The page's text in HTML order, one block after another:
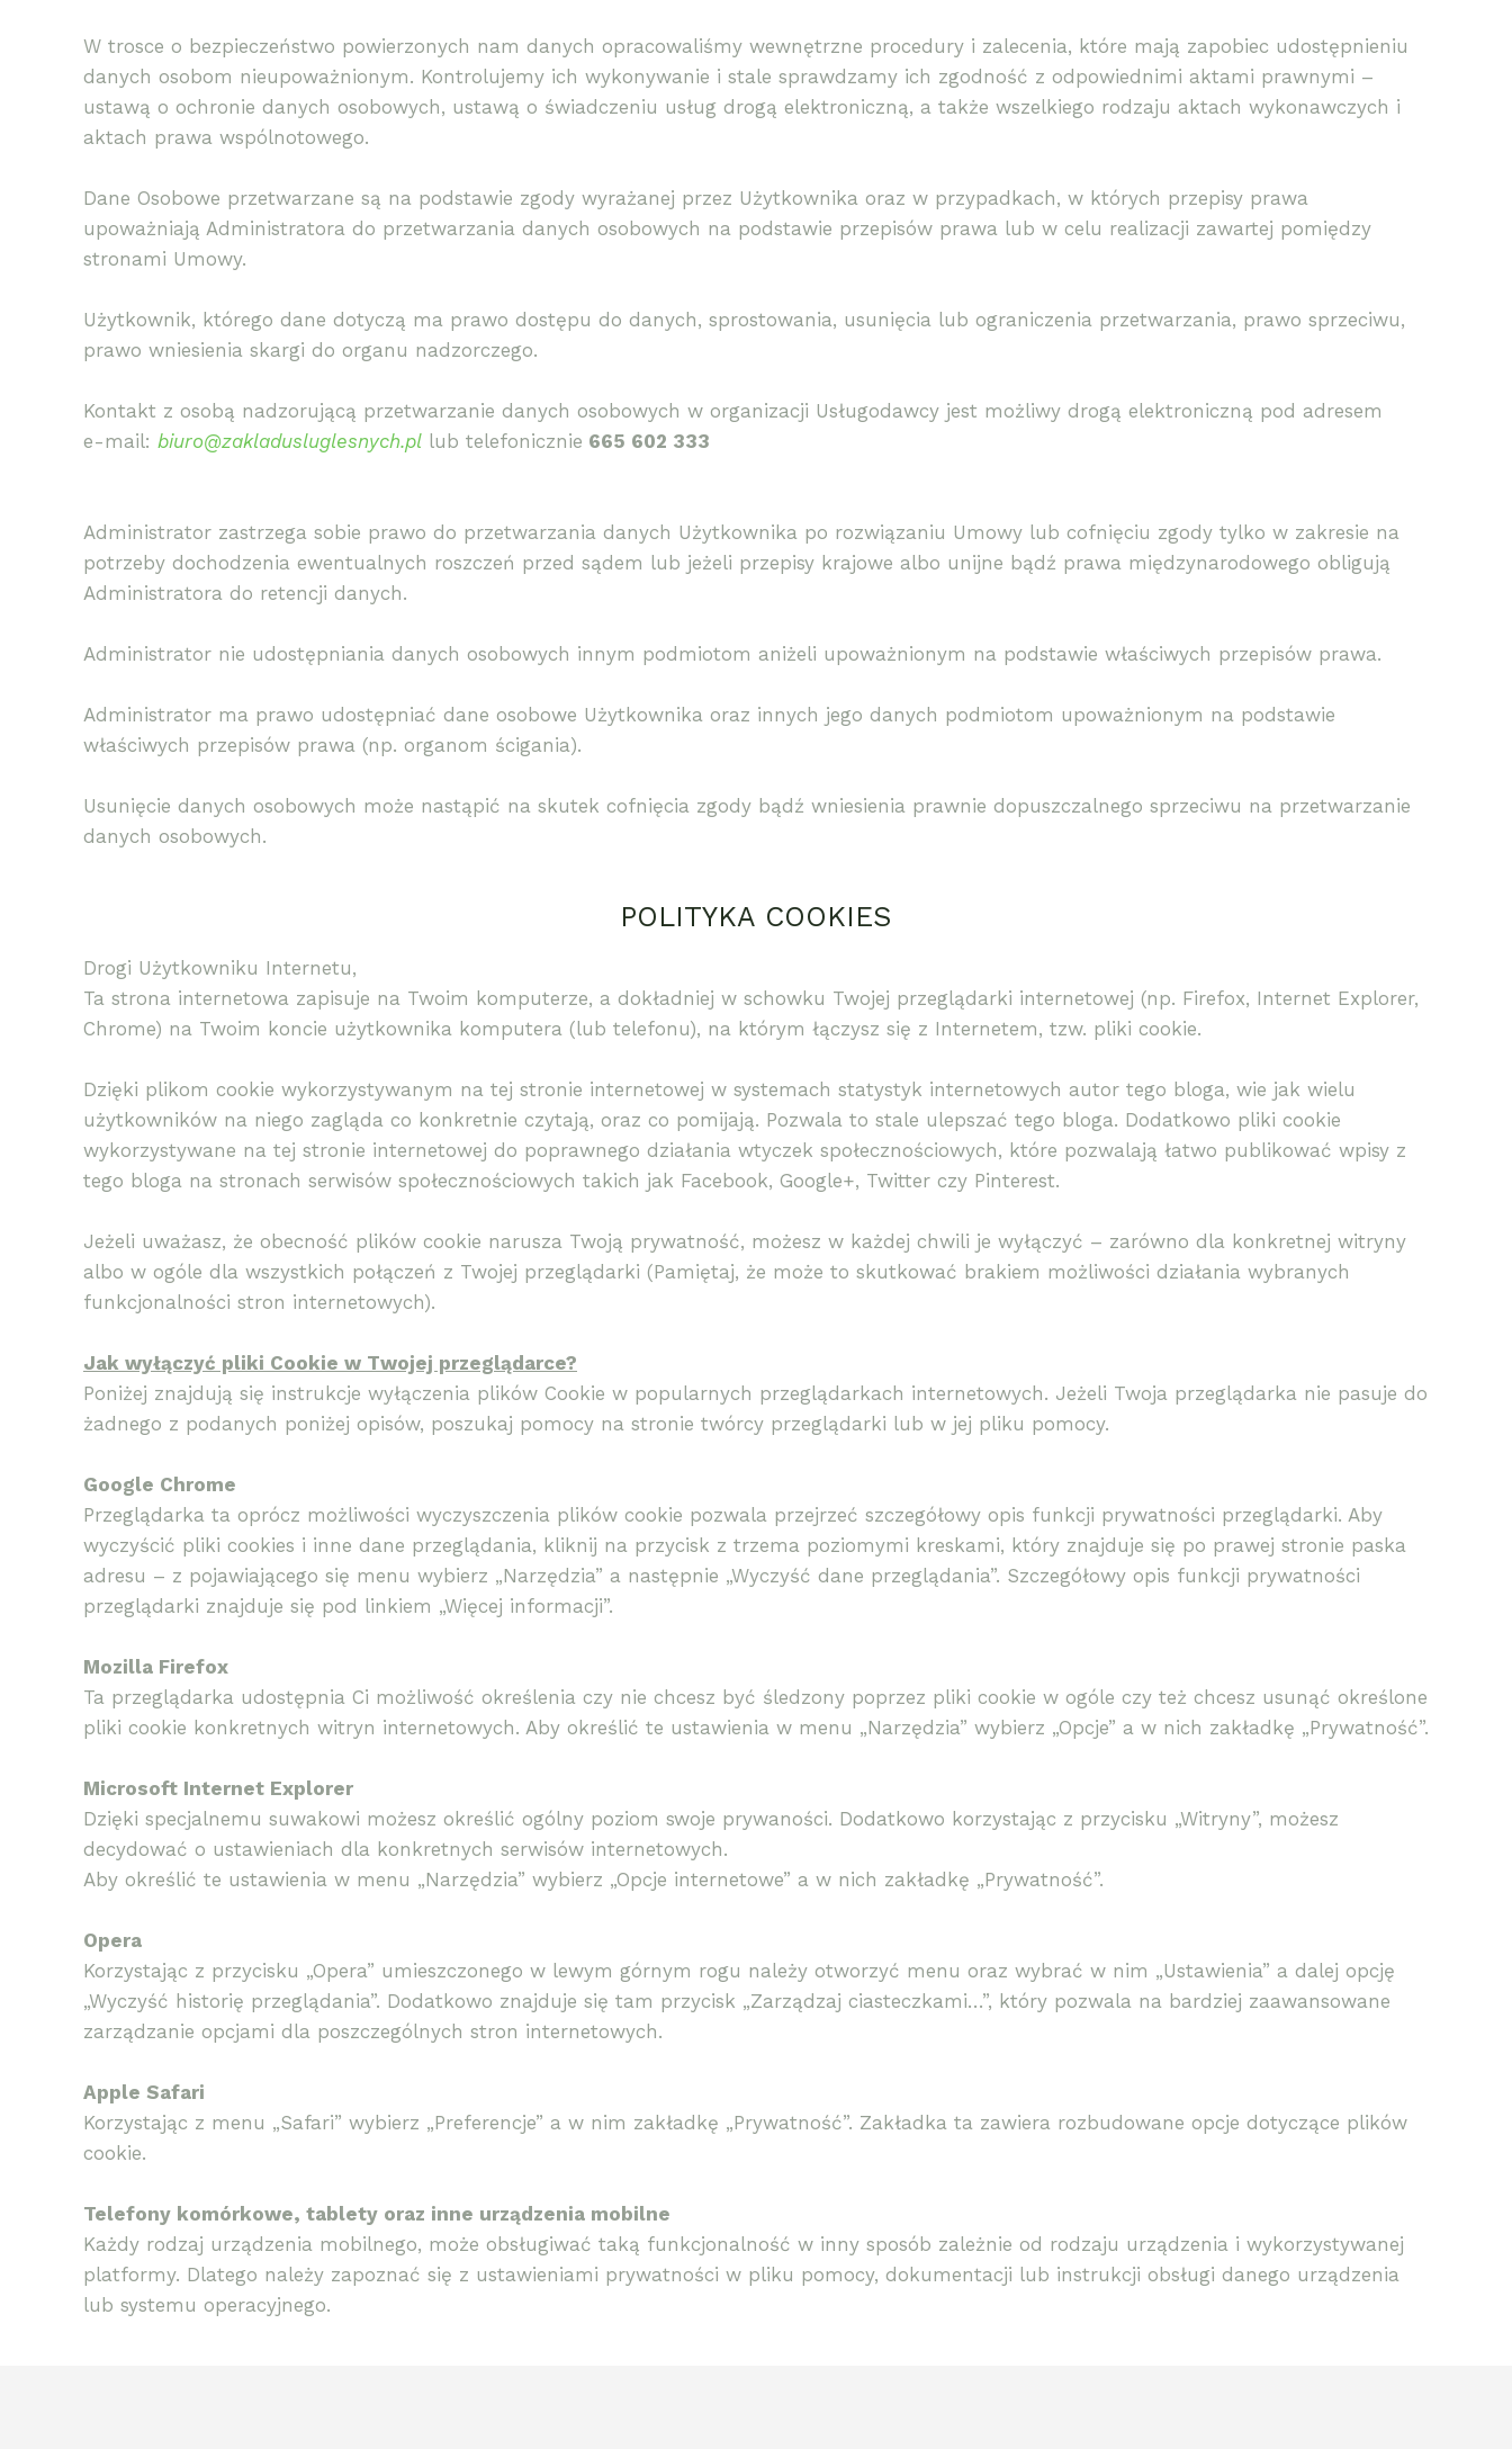
W trosce o bezpieczeństwo powierzonych nam danych opracowaliśmy wewnętrzne procedury i zalecenia, które mają zapobiec udostępnieniu
danych osobom nieupoważnionym. Kontrolujemy ich wykonywanie i stale sprawdzamy ich zgodność z odpowiednimi aktami prawnymi –
ustawą o ochronie danych osobowych, ustawą o świadczeniu usług drogą elektroniczną, a także wszelkiego rodzaju aktach wykonawczych i
aktach prawa wspólnotowego.
Dane Osobowe przetwarzane są na podstawie zgody wyrażanej przez Użytkownika oraz w przypadkach, w których przepisy prawa
upoważniają Administratora do przetwarzania danych osobowych na podstawie przepisów prawa lub w celu realizacji zawartej pomiędzy
stronami Umowy.
Użytkownik, którego dane dotyczą ma prawo dostępu do danych, sprostowania, usunięcia lub ograniczenia przetwarzania, prawo sprzeciwu,
prawo wniesienia skargi do organu nadzorczego.
Kontakt z osobą nadzorującą przetwarzanie danych osobowych w organizacji Usługodawcy jest możliwy drogą elektroniczną pod adresem
e-mail: biuro@zakladusluglesnych.pl lub telefonicznie 665 602 333
Administrator zastrzega sobie prawo do przetwarzania danych Użytkownika po rozwiązaniu Umowy lub cofnięciu zgody tylko w zakresie na
potrzeby dochodzenia ewentualnych roszczeń przed sądem lub jeżeli przepisy krajowe albo unijne bądź prawa międzynarodowego obligują
Administratora do retencji danych.
Administrator nie udostępniania danych osobowych innym podmiotom aniżeli upoważnionym na podstawie właściwych przepisów prawa.
Administrator ma prawo udostępniać dane osobowe Użytkownika oraz innych jego danych podmiotom upoważnionym na podstawie
właściwych przepisów prawa (np. organom ścigania).
Usunięcie danych osobowych może nastąpić na skutek cofnięcia zgody bądź wniesienia prawnie dopuszczalnego sprzeciwu na przetwarzanie
danych osobowych.
POLITYKA COOKIES
Drogi Użytkowniku Internetu,
Ta strona internetowa zapisuje na Twoim komputerze, a dokładniej w schowku Twojej przeglądarki internetowej (np. Firefox, Internet Explorer,
Chrome) na Twoim koncie użytkownika komputera (lub telefonu), na którym łączysz się z Internetem, tzw. pliki cookie.
Dzięki plikom cookie wykorzystywanym na tej stronie internetowej w systemach statystyk internetowych autor tego bloga, wie jak wielu
użytkowników na niego zagląda co konkretnie czytają, oraz co pomijają. Pozwala to stale ulepszać tego bloga. Dodatkowo pliki cookie
wykorzystywane na tej stronie internetowej do poprawnego działania wtyczek społecznościowych, które pozwalają łatwo publikować wpisy z
tego bloga na stronach serwisów społecznościowych takich jak Facebook, Google+, Twitter czy Pinterest.
Jeżeli uważasz, że obecność plików cookie narusza Twoją prywatność, możesz w każdej chwili je wyłączyć – zarówno dla konkretnej witryny
albo w ogóle dla wszystkich połączeń z Twojej przeglądarki (Pamiętaj, że może to skutkować brakiem możliwości działania wybranych
funkcjonalności stron internetowych).
Jak wyłączyć pliki Cookie w Twojej przeglądarce?
Poniżej znajdują się instrukcje wyłączenia plików Cookie w popularnych przeglądarkach internetowych. Jeżeli Twoja przeglądarka nie pasuje do
żadnego z podanych poniżej opisów, poszukaj pomocy na stronie twórcy przeglądarki lub w jej pliku pomocy.
Google Chrome
Przeglądarka ta oprócz możliwości wyczyszczenia plików cookie pozwala przejrzeć szczegółowy opis funkcji prywatności przeglądarki. Aby
wyczyścić pliki cookies i inne dane przeglądania, kliknij na przycisk z trzema poziomymi kreskami, który znajduje się po prawej stronie paska
adresu – z pojawiającego się menu wybierz „Narzędzia” a następnie „Wyczyść dane przeglądania”. Szczegółowy opis funkcji prywatności
przeglądarki znajduje się pod linkiem „Więcej informacji”.
Mozilla Firefox
Ta przeglądarka udostępnia Ci możliwość określenia czy nie chcesz być śledzony poprzez pliki cookie w ogóle czy też chcesz usunąć określone
pliki cookie konkretnych witryn internetowych. Aby określić te ustawienia w menu „Narzędzia” wybierz „Opcje” a w nich zakładkę „Prywatność”.
Microsoft Internet Explorer
Dzięki specjalnemu suwakowi możesz określić ogólny poziom swoje prywaności. Dodatkowo korzystając z przycisku „Witryny”, możesz
decydować o ustawieniach dla konkretnych serwisów internetowych.
Aby określić te ustawienia w menu „Narzędzia” wybierz „Opcje internetowe” a w nich zakładkę „Prywatność”.
Opera
Korzystając z przycisku „Opera” umieszczonego w lewym górnym rogu należy otworzyć menu oraz wybrać w nim „Ustawienia” a dalej opcję
„Wyczyść historię przeglądania”. Dodatkowo znajduje się tam przycisk „Zarządzaj ciasteczkami…”, który pozwala na bardziej zaawansowane
zarządzanie opcjami dla poszczególnych stron internetowych.
Apple Safari
Korzystając z menu „Safari” wybierz „Preferencje” a w nim zakładkę „Prywatność”. Zakładka ta zawiera rozbudowane opcje dotyczące plików
cookie.
Telefony komórkowe, tablety oraz inne urządzenia mobilne
Każdy rodzaj urządzenia mobilnego, może obsługiwać taką funkcjonalność w inny sposób zależnie od rodzaju urządzenia i wykorzystywanej
platformy. Dlatego należy zapoznać się z ustawieniami prywatności w pliku pomocy, dokumentacji lub instrukcji obsługi danego urządzenia
lub systemu operacyjnego.